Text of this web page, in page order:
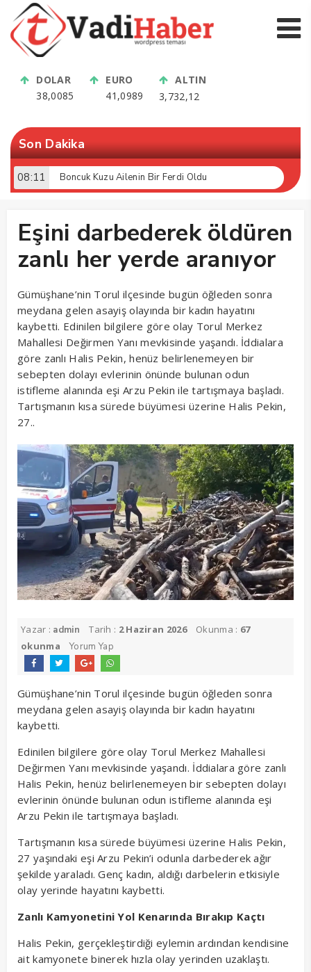
DOLAR
38,0085
EURO
41,0989
ALTIN
3,732,12
Son Dakika
08:11 Boncuk Kuzu Ailenin Bir Ferdi Oldu
Eşini darbederek öldüren
zanlı her yerde aranıyor
Gümüşhane’nin Torul ilçesinde bugün öğleden sonra
meydana gelen asayiş olayında bir kadın hayatını
kaybetti. Edinilen bilgilere göre olay Torul Merkez
Mahallesi Değirmen Yanı mevkisinde yaşandı. İddialara
göre zanlı Halis Pekin, henüz belirlenemeyen bir
sebepten dolayı evlerinin önünde bulunan odun
istifleme alanında eşi Arzu Pekin ile tartışmaya başladı.
Tartışmanın kısa sürede büyümesi üzerine Halis Pekin,
27..
Yazar : admin Tarih : 2 Haziran 2026 Okunma : 67
okunma
Yorum Yap
Gümüşhane’nin Torul ilçesinde bugün öğleden sonra
meydana gelen asayiş olayında bir kadın hayatını
kaybetti.
Edinilen bilgilere göre olay Torul Merkez Mahallesi
Değirmen Yanı mevkisinde yaşandı. İddialara göre zanlı
Halis Pekin, henüz belirlenemeyen bir sebepten dolayı
evlerinin önünde bulunan odun istifleme alanında eşi
Arzu Pekin ile tartışmaya başladı.
Tartışmanın kısa sürede büyümesi üzerine Halis Pekin,
27 yaşındaki eşi Arzu Pekin’i odunla darbederek ağır
şekilde yaraladı. Genç kadın, aldığı darbelerin etkisiyle
olay yerinde hayatını kaybetti.
Zanlı Kamyonetini Yol Kenarında Bırakıp Kaçtı
Halis Pekin, gerçekleştirdiği eylemin ardından kendisine
ait kamyonete binerek hızla olay yerinden uzaklaştı.